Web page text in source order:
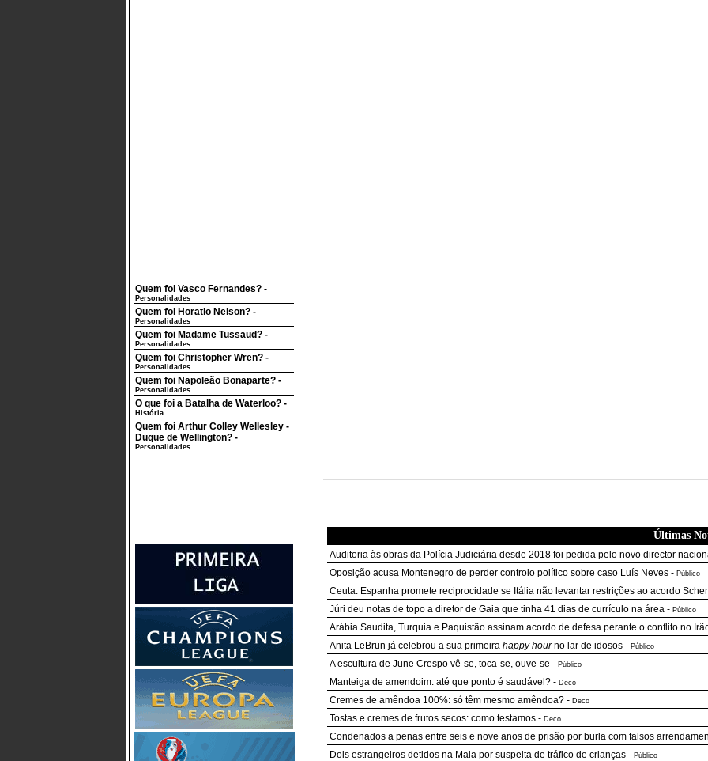
Quem foi Vasco Fernandes? -
Personalidades
Quem foi Horatio Nelson? -
Personalidades
Quem foi Madame Tussaud? -
Personalidades
Quem foi Christopher Wren? -
Personalidades
Quem foi Napoleão Bonaparte? -
Personalidades
O que foi a Batalha de Waterloo? -
História
Quem foi Arthur Colley Wellesley -
Duque de Wellington? -
Personalidades
Últimas
Auditoria às obras da Polícia Judiciária desde 2018 foi pedida pelo novo director
Oposição acusa Montenegro de perder controlo político sobre caso Luís Neves - Público
Ceuta: Espanha promete reciprocidade se Itália não levantar restrições ao acordo
Júri deu notas de topo a diretor de Gaia que tinha 41 dias de currículo na área - Público
Arábia Saudita, Turquia e Paquistão assinam acordo de defesa perante o conflito no
Anita LeBrun já celebrou a sua primeira happy hourno lar de idosos - Público
A escultura de June Crespo vê-se, toca-se, ouve-se - Público
Manteiga de amendoim: até que ponto é saudável? - Deco
Cremes de amêndoa 100%: só têm mesmo amêndoa? - Deco
Tostas e cremes de frutos secos: como testamos - Deco
Condenados a penas entre seis e nove anos de prisão por burla com falsos
Dois estrangeiros detidos na Maia por suspeita de tráfico de crianças - Público